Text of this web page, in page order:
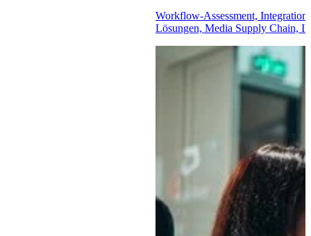
Workflow-Assessment,
Lösungen, Media Supply Chain,